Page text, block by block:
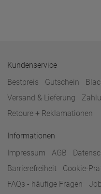
Kundenservice
Bestpreis
Gutschein
Versand & Lieferung
Retoure + Reklamationen
Informationen
Impressum
AGB
Barrierefreiheit
Cookie-
FAQs - häufige Fragen